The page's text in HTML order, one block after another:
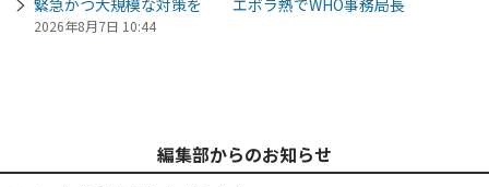
2026年8月7日 10:44
編集部からのお知らせ